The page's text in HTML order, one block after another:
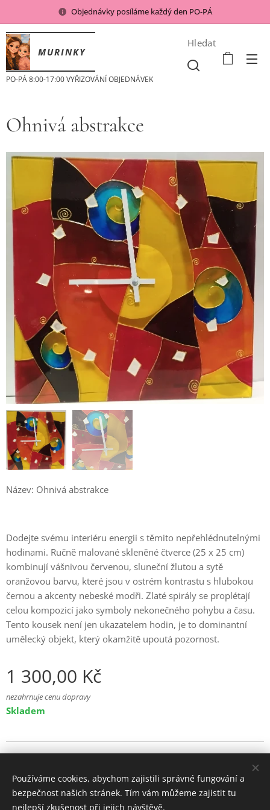
Objednávky posíláme každý den PO-PÁ
MURINKY
PO-PÁ 8:00-17:00 VYŘIZOVÁNÍ OBJEDNÁVEK
Hledat
Ohnivá abstrakce
Název: Ohnivá abstrakce
Dodejte svému interiéru energii s těmito nepřehlédnutelnými
hodinami. Ručně malované skleněné čtverce (25 x 25 cm)
kombinují vášnivou červenou, sluneční žlutou a sytě
oranžovou barvu, které jsou v ostrém kontrastu s hlubokou
černou a akcenty nebeské modři. Zlaté spirály se proplétají
celou kompozicí jako symboly nekonečného pohybu a času.
Tento kousek není jen ukazatelem hodin, je to dominantní
umělecký objekt, který okamžitě upoutá pozornost.
1 300,00 Kč
nezahrnuje cenu dopravy
Skladem
Cookies
Používáme cookies, abychom zajistili správné fungování a
bezpečnost našich stránek. Tím vám můžeme zajistit tu
nejlepší zkušenost při jejich návštěvě.